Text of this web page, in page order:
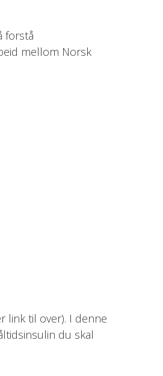
forstå
mellom Norsk
link til over). I denne
du skal